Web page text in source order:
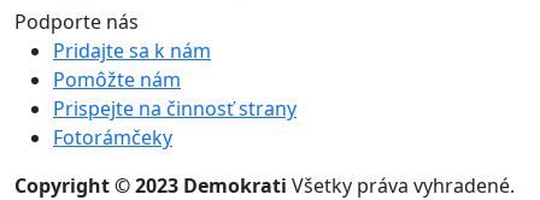
Podporte nás
Pridajte sa k nám
Pomôžte nám
Prispejte na činnosť strany
Fotorámčeky
Copyright © 2023 Demokrati Všetky práva vyhradené.